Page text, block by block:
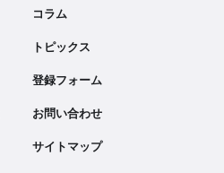
コラム
トピックス
登録フォーム
お問い合わせ
サイトマップ